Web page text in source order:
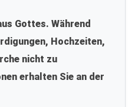
Gottes. Während
Hochzeiten,
nicht zu
erhalten Sie an der